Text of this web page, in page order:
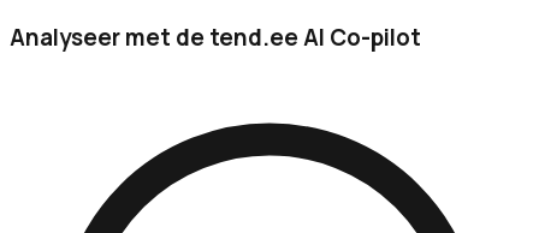
Analyseer met de tend.ee AI Co-pilot